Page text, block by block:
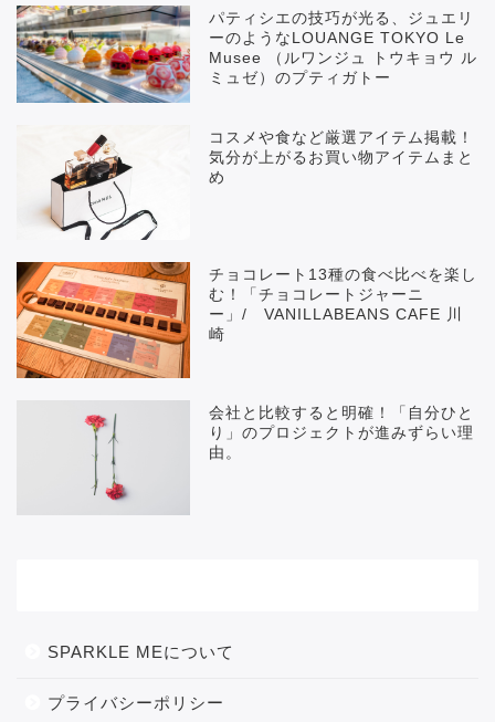
パティシエの技巧が光る、ジュエリ
ーのようなLOUANGE TOKYO Le
Musee （ルワンジュ トウキョウ ル
ミュゼ）のプティガトー
コスメや食など厳選アイテム掲載！
気分が上がるお買い物アイテムまと
め
チョコレート13種の食べ比べを楽し
む！「チョコレートジャーニ
ー」/ VANILLABEANS CAFE 川
崎
会社と比較すると明確！「自分ひと
り」のプロジェクトが進みずらい理
由。
SPARKLE MEについて
プライバシーポリシー